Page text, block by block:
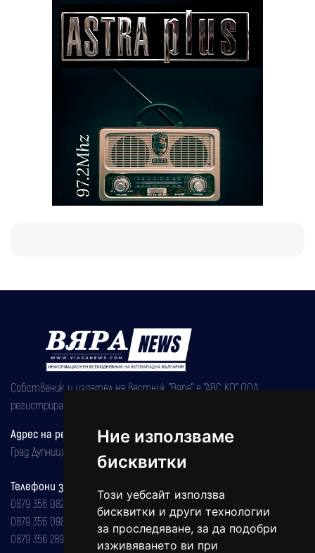
Ние използваме
бисквитки
Този уебсайт използва
бисквитки и други технологии
за проследяване, за да подобри
изживяването ви при
Собственик и издател на вестник "Вяра" е "АВС КО" ООД,
регистрирана на 08.05.2002 година.
Адрес на редакцията
Град Дупница, ул.''Христо Ботев" 43
Телефони за реклама и абонаменти
0879 356 082
0879 356 098
0879 356 289